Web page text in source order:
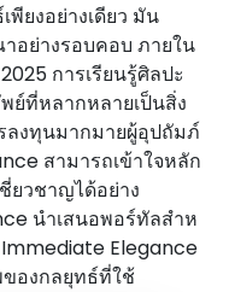
ยงอย่างเดียว มัน
อย่างรอบคอบ ภายใน
การเรียนรู้ศิลปะ
ย์ที่หลากหลายเป็นสิ่ง
ลงทุนมากมายผู้อุปถัมภ์
สามารถเข้าใจหลัก
ยวชาญได้อย่าง
นําเสนอพอร์ทัลสําห
Elegance
องกลยุทธ์ที่ใช้